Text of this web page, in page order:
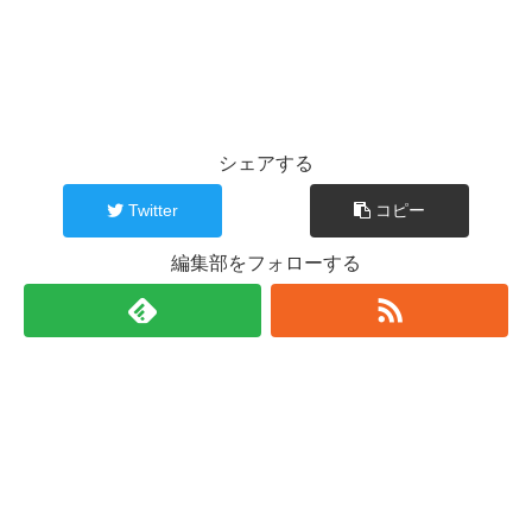
シェアする
Twitter コピー
編集部をフォローする